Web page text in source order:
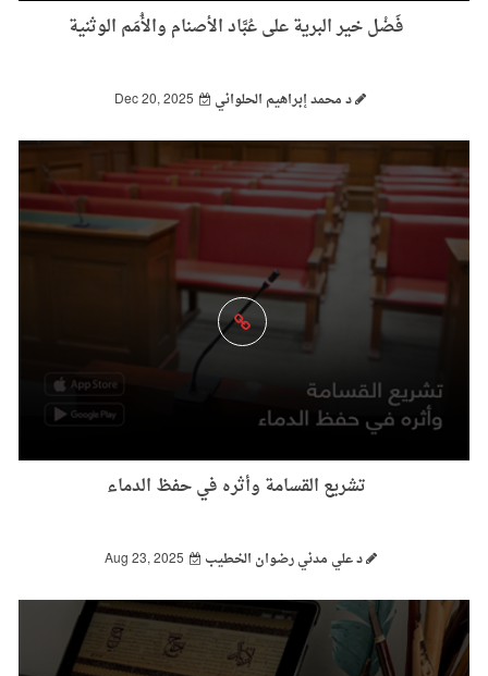
فَضْل خير البرية على عُبَّاد الأصنام والأُمَم الوثنية
د محمد إبراهيم الحلواني Dec 20, 2025
تشريع القسامة وأثره في حفظ الدماء
د علي مدني رضوان الخطيب Aug 23, 2025